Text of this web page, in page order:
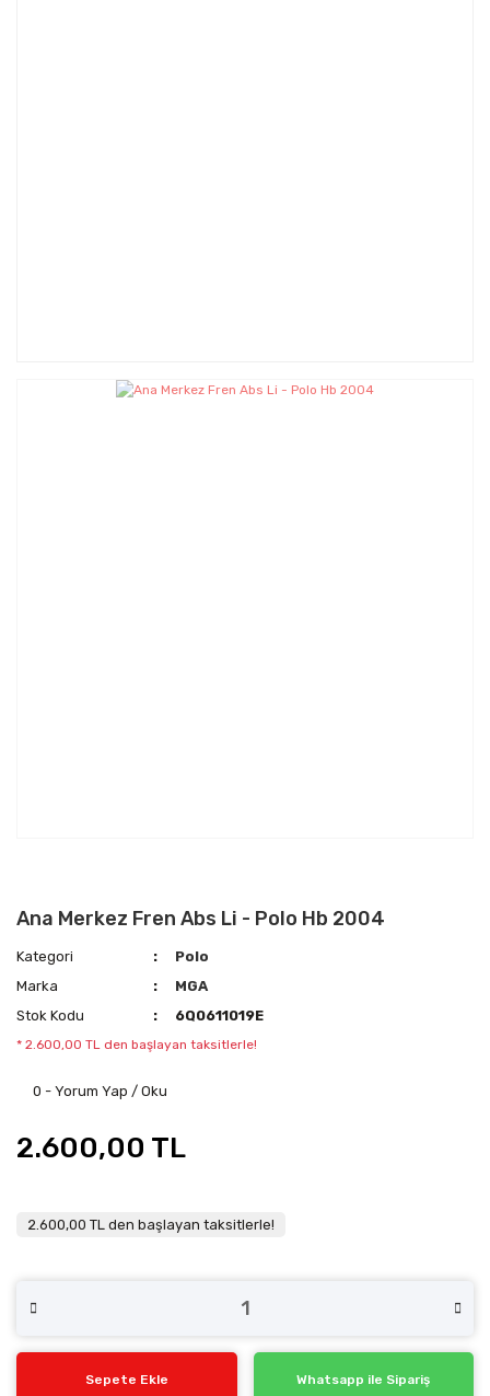
Ana Merkez Fren Abs Li - Polo Hb 2004
Kategori
Polo
Marka
MGA
Stok Kodu
6Q0611019E
* 2.600,00 TL den başlayan taksitlerle!
0 - Yorum Yap / Oku
2.600,00 TL
2.600,00 TL den başlayan taksitlerle!
Sepete Ekle Whatsapp ile Sipariş